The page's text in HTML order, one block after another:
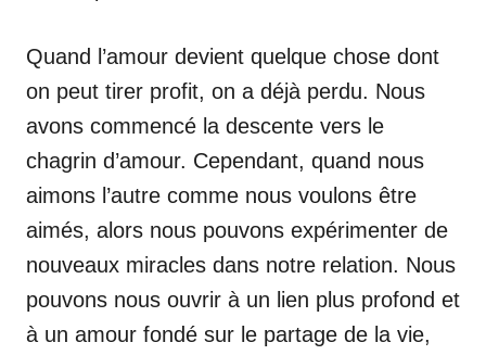
Quand l’amour devient quelque chose dont
on peut tirer profit, on a déjà perdu. Nous
avons commencé la descente vers le
chagrin d’amour. Cependant, quand nous
aimons l’autre comme nous voulons être
aimés, alors nous pouvons expérimenter de
nouveaux miracles dans notre relation. Nous
pouvons nous ouvrir à un lien plus profond et
à un amour fondé sur le partage de la vie,